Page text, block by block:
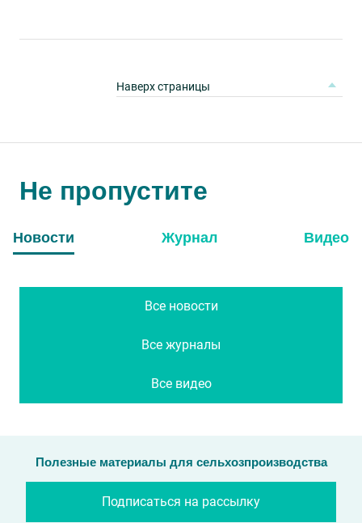
Наверх страницы
Не пропустите
Новости Журнал Видео
Все новости
Все журналы
Все видео
Полезные материалы для сельхозпроизводства
Подписаться на рассылку